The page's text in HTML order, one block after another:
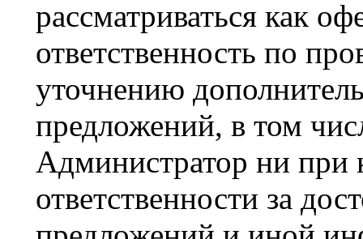
рассматриваться как
ответственность по
уточнению
предложений, в том
Администратор ни при
ответственности за